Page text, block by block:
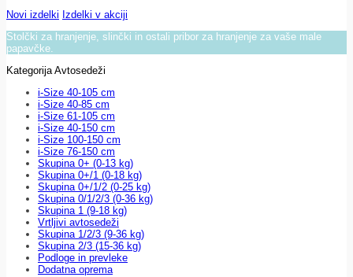
Novi izdelki Izdelki v akciji
Stolčki za hranjenje, slinčki in ostali pribor za hranjenje za vaše male
papavčke.
Kategorija Avtosedeži
i-Size 40-105 cm
i-Size 40-85 cm
i-Size 61-105 cm
i-Size 40-150 cm
i-Size 100-150 cm
i-Size 76-150 cm
Skupina 0+ (0-13 kg)
Skupina 0+/1 (0-18 kg)
Skupina 0+/1/2 (0-25 kg)
Skupina 0/1/2/3 (0-36 kg)
Skupina 1 (9-18 kg)
Vrtljivi avtosedeži
Skupina 1/2/3 (9-36 kg)
Skupina 2/3 (15-36 kg)
Podloge in prevleke
Dodatna oprema